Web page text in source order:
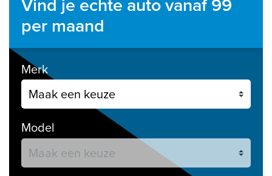
per maand
Merk
Model